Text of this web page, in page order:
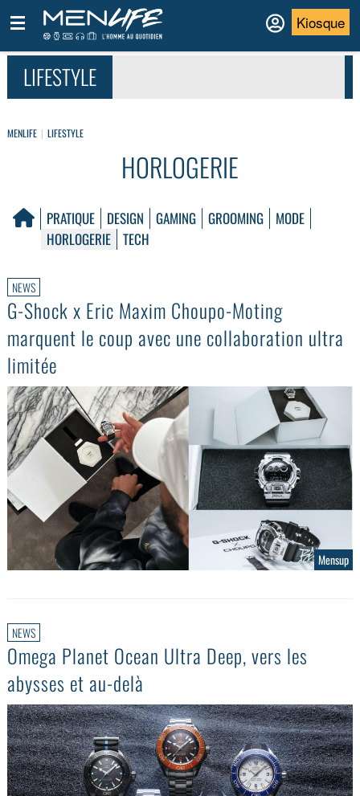
Kiosque
LIFESTYLE
MENLIFE LIFESTYLE
HORLOGERIE
PRATIQUE DESIGN GAMING GROOMING
MODE
HORLOGERIE
TECH
NEWS
G-Shock x Eric Maxim Choupo-Moting
marquent le coup avec une collaboration ultra
limitée
Mensup
NEWS
Omega Planet Ocean Ultra Deep, vers les
abysses et au-delà